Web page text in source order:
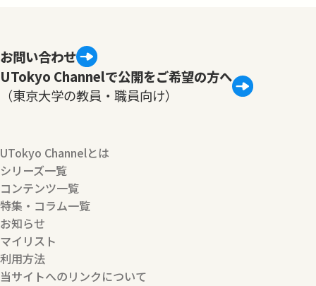
お問い合わせ
UTokyo Channelで公開をご希望の方へ
（東京大学の教員・職員向け）
UTokyo Channelとは
シリーズ一覧
コンテンツ一覧
特集・コラム一覧
お知らせ
マイリスト
利用方法
当サイトへのリンクについて